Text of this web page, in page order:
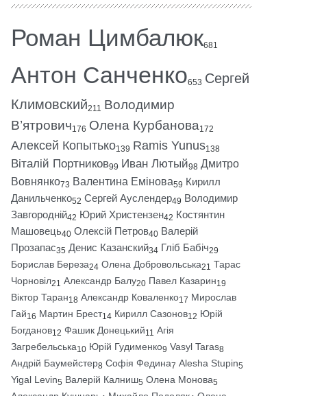
Роман Цимбалюк681
Антон Санченко653 Сергей
Климовский211 Володимир
В’ятрович176 Олена Курбанова172
Алексей Копытько139 Ramis Yunus138
Віталій Портников99 Иван Лютый98 Дмитро
Вовнянко73 Валентина Емінова59 Кирилл
Данильченко52 Сергей Ауслендер49 Володимир
Завгородній42 Юрий Христензен42 Костянтин
Машовець40 Олексій Петров40 Валерій
Прозапас35 Денис Казанский34 Гліб Бабіч29
Борислав Береза24 Олена Добровольська21 Тарас
Чорновіл21 Александр Балу20 Павел Казарин19
Віктор Таран18 Александр Коваленко17 Мирослав
Гай16 Мартин Брест14 Кирилл Сазонов12 Юрій
Богданов12 Фашик Донецький11 Агія
Загребельська10 Юрій Гудименко9 Vasyl Taras8
Андрій Баумейстер8 Софія Федина7 Alesha Stupin5
Yigal Levin5 Валерій Калниш5 Олена Монова5